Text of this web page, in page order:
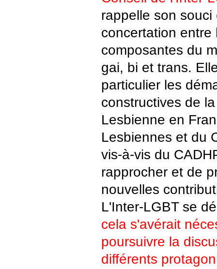
rappelle son
concertation entre
composantes du
gai, bi et trans.
particulier les
constructives de
Lesbienne en
Lesbiennes et du
vis-à-vis du
rapprocher et de
nouvelles
L'Inter-LGBT se
cela s'avérait
poursuivre la
différents